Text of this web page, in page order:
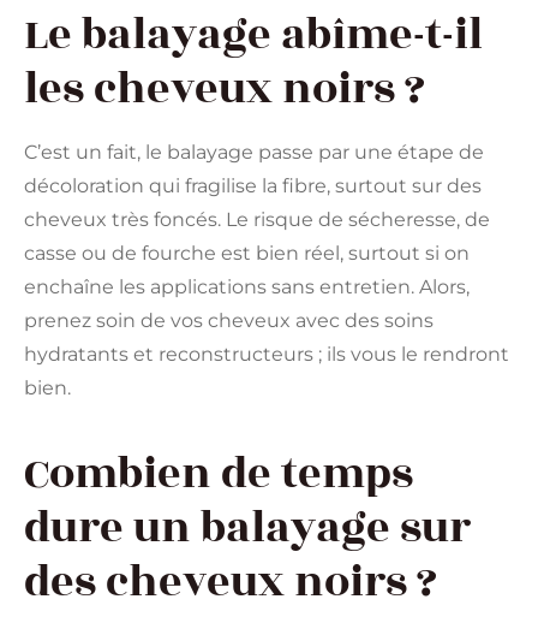
Le balayage abîme-t-il
les cheveux noirs ?
C’est un fait, le balayage passe par une étape de
décoloration qui fragilise la fibre, surtout sur des
cheveux très foncés. Le risque de sécheresse, de
casse ou de fourche est bien réel, surtout si on
enchaîne les applications sans entretien. Alors,
prenez soin de vos cheveux avec des soins
hydratants et reconstructeurs ; ils vous le rendront
bien.
Combien de temps
dure un balayage sur
des cheveux noirs ?